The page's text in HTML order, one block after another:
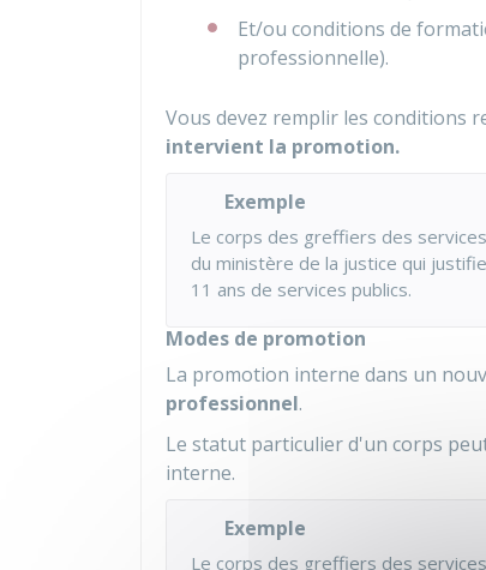
Et/ou conditions de
professionnelle).
Vous devez remplir les conditions
intervient la promotion.
Exemple
Le corps des greffiers des
du ministère de la justice qui
11 ans de services publics.
Modes de promotion
La promotion interne dans un
professionnel.
Le statut particulier d'un corps
interne.
Exemple
Le corps des greffiers des